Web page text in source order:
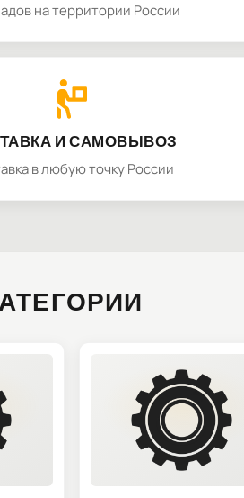
на территории России
И САМОВЫВОЗ
в любую точку России